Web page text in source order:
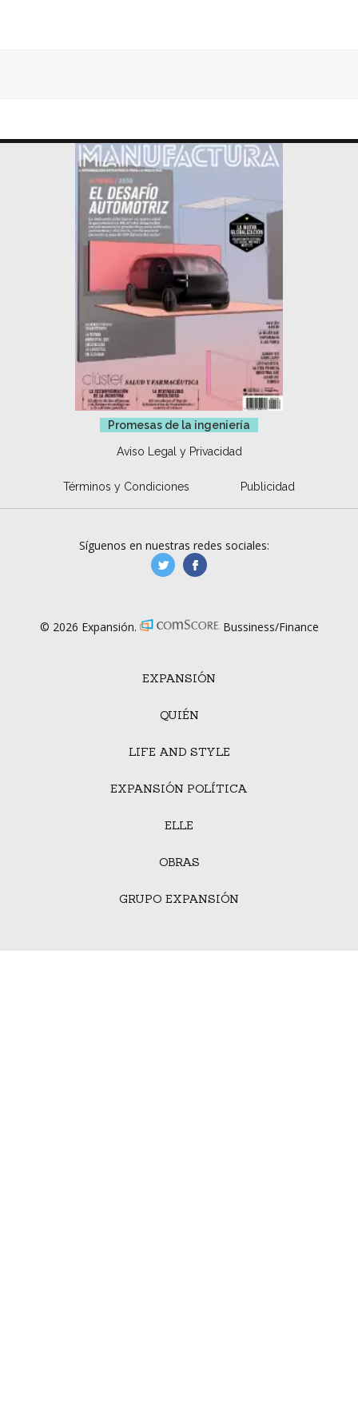
Promesas de la ingeniería
Aviso Legal y Privacidad
Términos y Condiciones Publicidad
EXPANSIÓN
QUIÉN
LIFE AND STYLE
EXPANSIÓN POLÍTICA
ELLE
OBRAS
GRUPO EXPANSIÓN
Síguenos en nuestras redes sociales:
manufacturaGE
© 2026 Expansión. Bussiness/Finance